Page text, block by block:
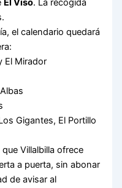
El Viso. La recogida
el calendario quedará
El Mirador
Gigantes, El Portillo
Villalbilla ofrece
a puerta, sin abonar
de avisar al